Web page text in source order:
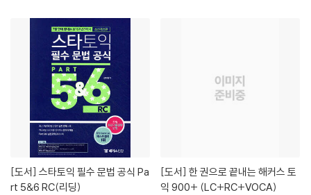
[도서]
rt 5&6 RC(리딩)
[도서]
익 900+ (LC+RC+VOCA)